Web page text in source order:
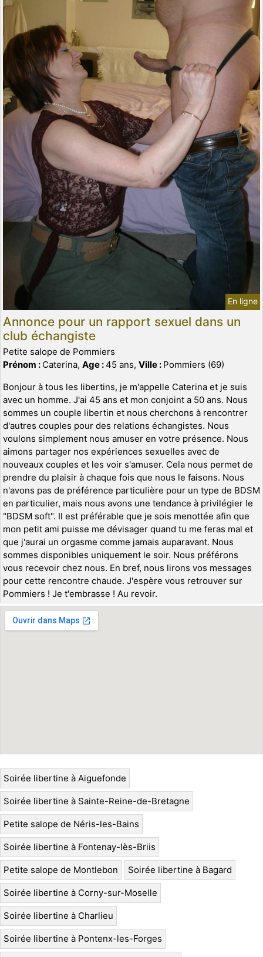
En ligne
Annonce pour un rapport sexuel dans un
club échangiste
Petite salope de Pommiers
Prénom : Caterina, Age :45 ans, Ville : Pommiers (69)
Bonjour à tous les libertins, je m'appelle Caterina et je suis
avec un homme. J'ai 45 ans et mon conjoint a 50 ans. Nous
sommes un couple libertin et nous cherchons à rencontrer
d'autres couples pour des relations échangistes. Nous
voulons simplement nous amuser en votre présence. Nous
aimons partager nos expériences sexuelles avec de
nouveaux couples et les voir s'amuser. Cela nous permet de
prendre du plaisir à chaque fois que nous le faisons. Nous
n'avons pas de préférence particulière pour un type de BDSM
en particulier, mais nous avons une tendance à privilégier le
"BDSM soft". Il est préférable que je sois menottée afin que
mon petit ami puisse me dévisager quand tu me feras mal et
que j'aurai un orgasme comme jamais auparavant. Nous
sommes disponibles uniquement le soir. Nous préférons
vous recevoir chez nous. En bref, nous lirons vos messages
pour cette rencontre chaude. J'espère vous retrouver sur
Pommiers ! Je t'embrasse ! Au revoir.
Soirée libertine à Aiguefonde
Soirée libertine à Sainte-Reine-de-Bretagne
Petite salope de Néris-les-Bains
Soirée libertine à Fontenay-lès-Briis
Petite salope de Montlebon Soirée libertine à Bagard
Soirée libertine à Corny-sur-Moselle
Soirée libertine à Charlieu
Soirée libertine à Pontenx-les-Forges